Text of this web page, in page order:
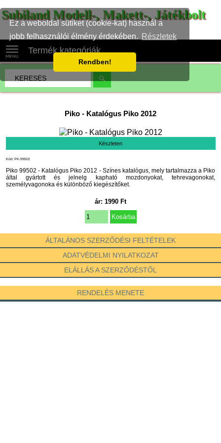
Ez a weboldal sütiket (cookie-kat) használ a
jobb felhasználói élmény érdekében.
Részletek
Rendben!
Subiland Modell-, Makett-, Játékbolt
Termék kategóriák
Piko - Katalógus Piko 2012
Készleten
Kód: PK-99502
Piko 99502 - Katalógus Piko 2012 - Színes katalógus, mely tartalmazza a Piko
által gyártott és jelnelg kapható mozdonyokat, tehrevagonokat,
személyvagonoka és különböző kiegészítőket.
ár: 1990 Ft
ÁLTALÁNOS SZERZŐDÉSI FELTÉTELEK
ADATVÉDELMI NYILATKOZAT
ELÁLLÁS A SZERZŐDÉSTŐL
RENDELÉS MENETE